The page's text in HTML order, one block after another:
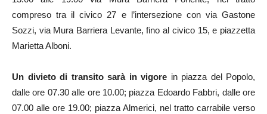
compreso tra il civico 27 e l’intersezione con via Gastone
Sozzi, via Mura Barriera Levante, fino al civico 15, e piazzetta
Marietta Alboni.
Un divieto di transito sarà in vigore in piazza del Popolo,
dalle ore 07.30 alle ore 10.00; piazza Edoardo Fabbri, dalle ore
07.00 alle ore 19.00; piazza Almerici, nel tratto carrabile verso